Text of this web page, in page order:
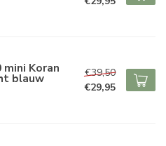
mini Koran
blauw
€39,50
€29,95